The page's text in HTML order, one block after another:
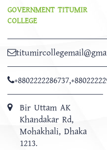
GOVERNMENT TITUMIR
COLLEGE
+8802222286737,
Bir Uttam AK
Khandakar Rd,
Mohakhali, Dhaka
1213.